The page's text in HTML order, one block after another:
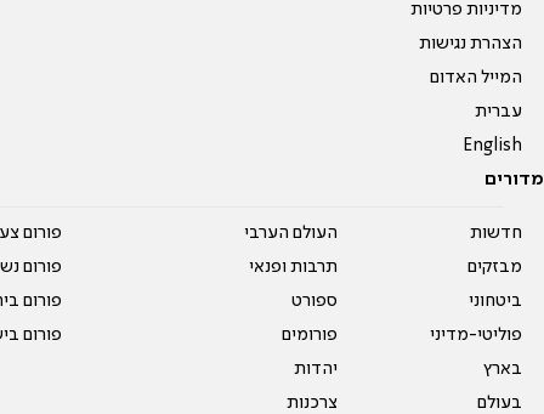
מדיניות פרטיות
הצהרת נגישות
המייל האדום
עברית
English
מדורים
חדשות
מבזקים
ביטחוני
פוליטי-מדיני
בארץ
בעולם
העולם הערבי
תרבות ופנאי
ספורט
פורומים
יהדות
צרכנות
פורום
פורום
פורום
פורום